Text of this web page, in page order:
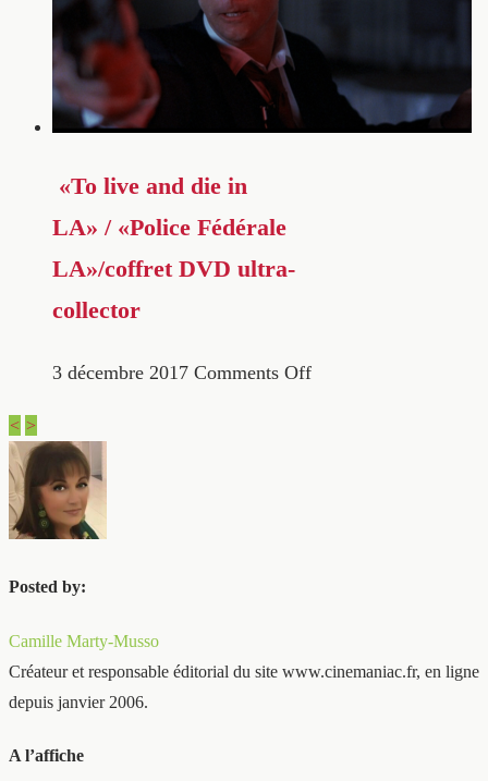
«To live and die in
LA» / «Police Fédérale
LA»/coffret DVD ultra-
collector
3 décembre 2017 Comments Off
< >
Posted by:
Camille Marty-Musso
Créateur et responsable éditorial du site www.cinemaniac.fr, en ligne
depuis janvier 2006.
A l’affiche